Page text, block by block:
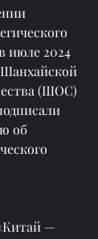
июле 2024
Шанхайской
(ШОС)
об
—